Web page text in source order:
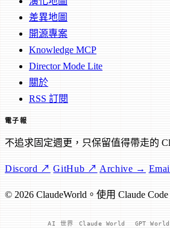
差異地圖
開源專案
Knowledge MCP
Director Mode Lite
關於
RSS 訂閱
電子報
不追求固定週更，只保留值得帶走的
Discord ↗ GitHub ↗ Archive →
© 2026 ClaudeWorld。使用 Claude Code
AI 世界 Claude World GPT World